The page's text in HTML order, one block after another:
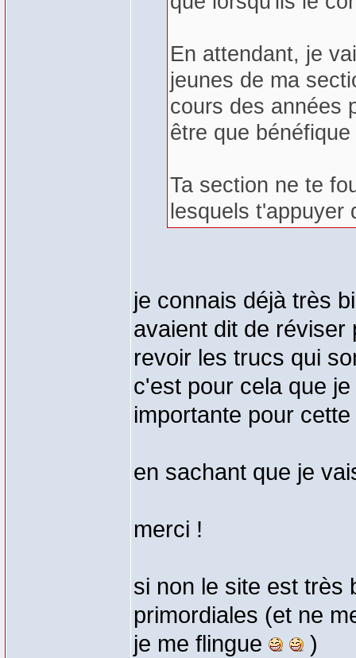
En attendant, je
jeunes de ma
cours des années
être que
Ta section ne te
lesquels
je connais déjà très
avaient dit de
revoir les trucs qui
c'est pour cela que
importante pour
en sachant que je
merci !
si non le site est très
primordiales (et ne
je me flingue
)